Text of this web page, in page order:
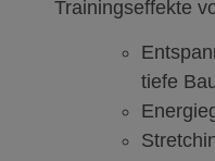
Trainingseffekte
tiefe